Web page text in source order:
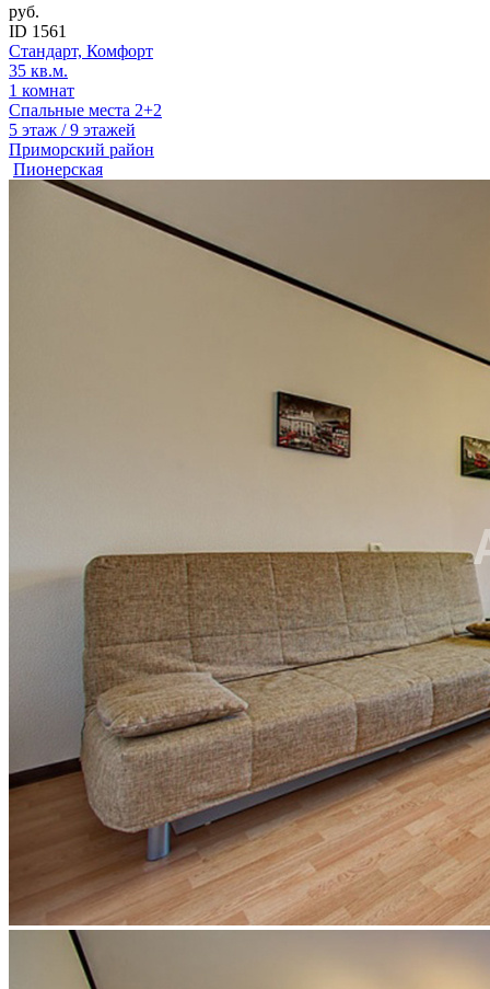
руб.
ID 1561
Стандарт, Комфорт
35 кв.м.
1 комнат
Спальные места 2+2
5 этаж / 9 этажей
Приморский район
Пионерская